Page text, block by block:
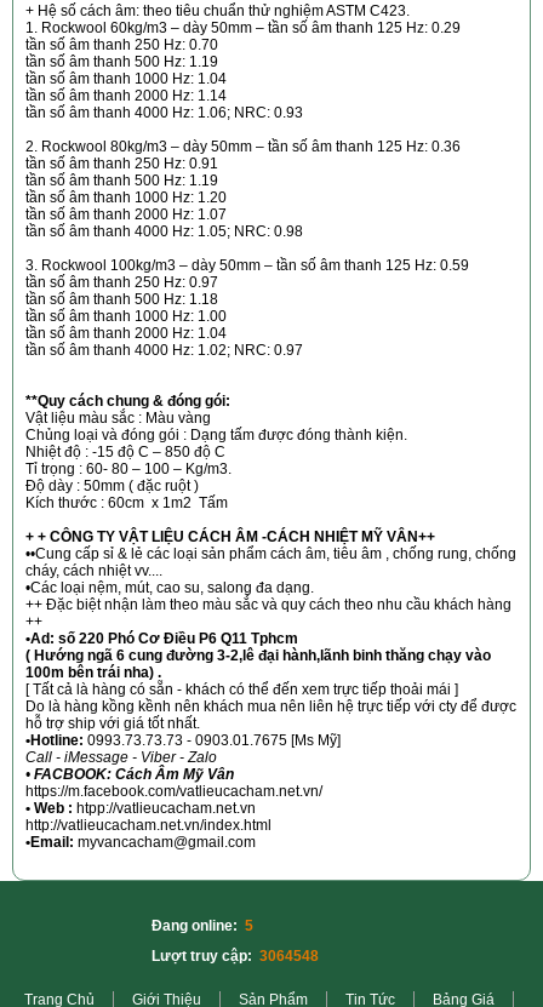
+ Hệ số cách âm: theo tiêu chuẩn thử nghiệm ASTM C423.
1. Rockwool 60kg/m3 – dày 50mm – tần số âm thanh 125 Hz: 0.29
tần số âm thanh 250 Hz: 0.70
tần số âm thanh 500 Hz: 1.19
tần số âm thanh 1000 Hz: 1.04
tần số âm thanh 2000 Hz: 1.14
tần số âm thanh 4000 Hz: 1.06; NRC: 0.93
2. Rockwool 80kg/m3 – dày 50mm – tần số âm thanh 125 Hz: 0.36
tần số âm thanh 250 Hz: 0.91
tần số âm thanh 500 Hz: 1.19
tần số âm thanh 1000 Hz: 1.20
tần số âm thanh 2000 Hz: 1.07
tần số âm thanh 4000 Hz: 1.05; NRC: 0.98
3. Rockwool 100kg/m3 – dày 50mm – tần số âm thanh 125 Hz: 0.59
tần số âm thanh 250 Hz: 0.97
tần số âm thanh 500 Hz: 1.18
tần số âm thanh 1000 Hz: 1.00
tần số âm thanh 2000 Hz: 1.04
tần số âm thanh 4000 Hz: 1.02; NRC: 0.97
**Quy cách chung & đóng gói:
Vật liệu màu sắc : Màu vàng
Chủng loại và đóng gói : Dạng tấm được đóng thành kiện.
Nhiệt độ : -15 độ C – 850 độ C
Tỉ trọng : 60- 80 – 100 – Kg/m3.
Độ dày : 50mm ( đặc ruột )
Kích thước : 60cm x 1m2 Tấm
+ + CÔNG TY VẬT LIỆU CÁCH ÂM -CÁCH NHIỆT MỸ VÂN++
••Cung cấp sỉ & lẻ các loại sản phẩm cách âm, tiêu âm , chống rung, chống
cháy, cách nhiệt vv....
•Các loại nệm, mút, cao su, salong đa dạng.
++ Đặc biệt nhận làm theo màu sắc và quy cách theo nhu cầu khách hàng
++
•Ad: số 220 Phó Cơ Điều P6 Q11 Tphcm
( Hướng ngã 6 cung đường 3-2,lê đại hành,lãnh binh thăng chạy vào
100m bên trái nha) .
[ Tất cả là hàng có sẵn - khách có thể đến xem trực tiếp thoải mái ]
Do là hàng kồng kềnh nên khách mua nên liên hệ trực tiếp với cty để được
hỗ trợ ship với giá tốt nhất.
•Hotline: 0993.73.73.73 - 0903.01.7675 [Ms Mỹ]
Call - iMessage - Viber - Zalo
• FACBOOK: Cách Âm Mỹ Vân
https://m.facebook.com/vatlieucacham.net.vn/
• Web : htpp://vatlieucacham.net.vn
http://vatlieucacham.net.vn/index.html
•Email: myvancacham@gmail.com
Đang online: 5
Lượt truy cập: 3064548
Trang Chủ Giới Thiệu Sản Phẩm Tin Tức Bảng Giá